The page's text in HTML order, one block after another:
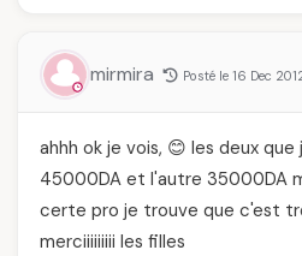
mirmira Posté le 16 Dec
ahhh ok je vois, 😊 les deux
45000DA et l'autre 35000DA
certe pro je trouve que c'est
merciiiiiiiii les filles